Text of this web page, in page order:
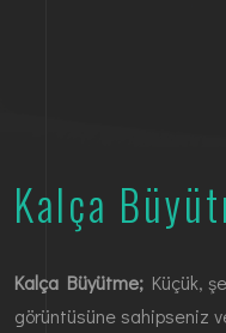
Kalça
Kalça Büyütme; Küçük,
görüntüsüne sahipseniz